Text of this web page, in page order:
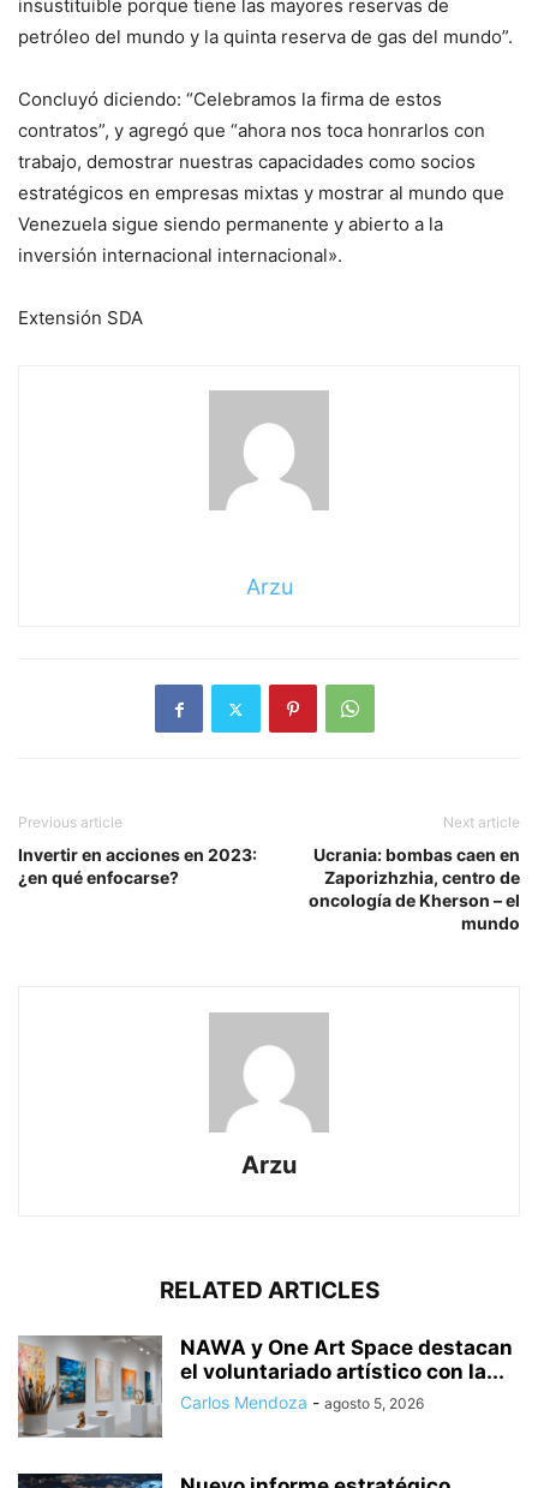
insustituible porque tiene las mayores reservas de
petróleo del mundo y la quinta reserva de gas del mundo”.
Concluyó diciendo: “Celebramos la firma de estos
contratos”, y agregó que “ahora nos toca honrarlos con
trabajo, demostrar nuestras capacidades como socios
estratégicos en empresas mixtas y mostrar al mundo que
Venezuela sigue siendo permanente y abierto a la
inversión internacional internacional».
Extensión SDA
Arzu
Previous article
Invertir en acciones en 2023:
¿en qué enfocarse?
Next article
Ucrania: bombas caen en
Zaporizhzhia, centro de
oncología de Kherson – el
mundo
Arzu
RELATED ARTICLES
NAWA y One Art Space destacan
el voluntariado artístico con la...
Carlos Mendoza - agosto 5, 2026